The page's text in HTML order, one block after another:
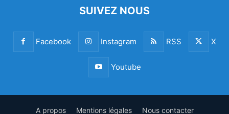
SUIVEZ NOUS
Facebook Instagram RSS X
Youtube
A propos Mentions légales Nous contacter